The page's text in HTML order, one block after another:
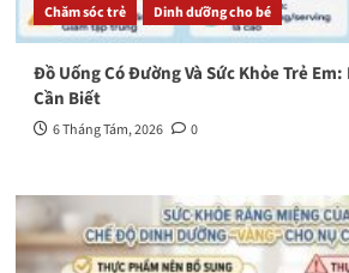
Chăm sóc trẻ Dinh dưỡng cho bé
Đồ Uống Có Đường Và Sức Khỏe Trẻ
Cần Biết
6 Tháng Tám, 2026 0